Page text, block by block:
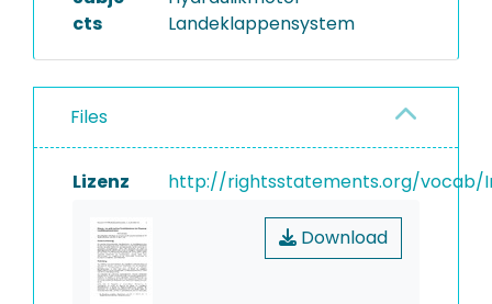
cts
Landeklappensystem
Files
Lizenz http://rightsstatements.org/vocab/
Download